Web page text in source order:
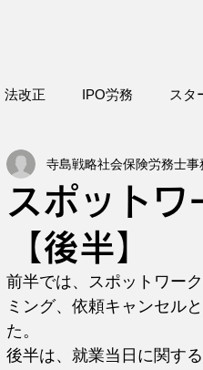
法改正 IPO労務 スタ
スポットワ
【後半】
寺島戦略社会保険労務士事
前半では、スポットワー
ミング、依頼キャンセル
た。
後半は、就業当日に関す